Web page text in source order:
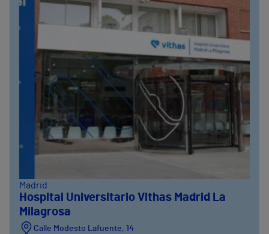
Madrid
Hospital Universitario Vithas Madrid La
Milagrosa
Calle Modesto Lafuente, 14